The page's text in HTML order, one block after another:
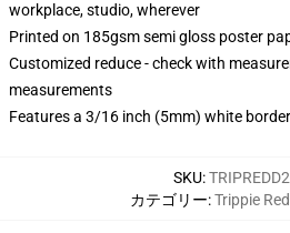
workplace, studio, wherever
Printed on 185gsm semi gloss poster
Customized reduce - check with
measurements
Features a 3/16 inch (5mm) white
SKU:
カテゴリー:Trippie